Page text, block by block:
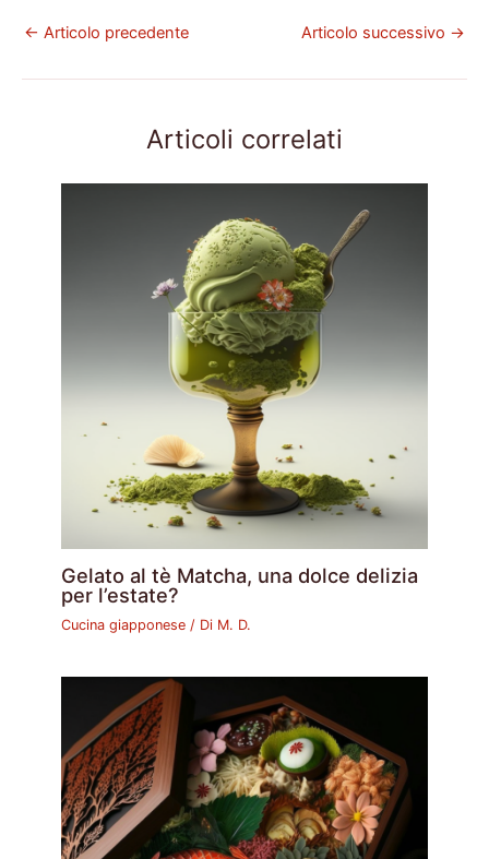
← Articolo precedente Articolo successivo →
Articoli correlati
Gelato al tè Matcha, una dolce delizia
per l’estate?
Cucina giapponese / Di M. D.